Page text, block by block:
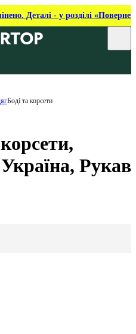
Деталі - у розділі
Боді та корсети
Рукав